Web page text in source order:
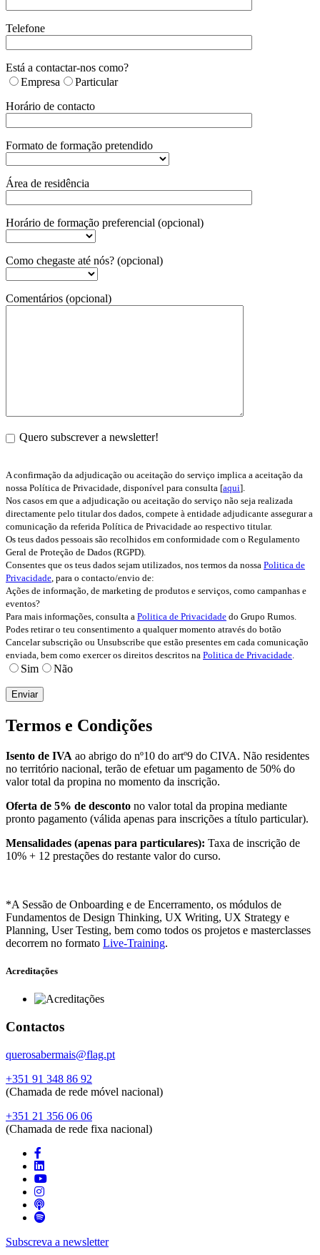
Telefone
Está a contactar-nos como?
Empresa
Particular
Horário de contacto
Formato de formação pretendido
Área de residência
Horário de formação preferencial (opcional)
Como chegaste até nós? (opcional)
Comentários (opcional)
Quero subscrever a newsletter!
A confirmação da adjudicação ou aceitação do serviço implica a aceitação da
nossa Política de Privacidade, disponível para consulta [aqui].
Nos casos em que a adjudicação ou aceitação do serviço não seja realizada
directamente pelo titular dos dados, compete à entidade adjudicante assegurar a
comunicação da referida Política de Privacidade ao respectivo titular.
Os teus dados pessoais são recolhidos em conformidade com o Regulamento
Geral de Proteção de Dados (RGPD).
Consentes que os teus dados sejam utilizados, nos termos da nossa Politica de
Privacidade, para o contacto/envio de:
Ações de informação, de marketing de produtos e serviços, como campanhas e
eventos?
Para mais informações, consulta a Politica de Privacidade do Grupo Rumos.
Podes retirar o teu consentimento a qualquer momento através do botão
Cancelar subscrição ou Unsubscribe que estão presentes em cada comunicação
enviada, bem como exercer os direitos descritos na Politica de Privacidade.
Sim Não
Termos e Condições
Isento de IVA ao abrigo do nº10 do artº9 do CIVA. Não residentes
no território nacional, terão de efetuar um pagamento de 50% do
valor total da propina no momento da inscrição.
Oferta de 5% de desconto no valor total da propina mediante
pronto pagamento (válida apenas para inscrições a título particular).
Mensalidades (apenas para particulares): Taxa de inscrição de
10% + 12 prestações do restante valor do curso.
*A Sessão de Onboarding e de Encerramento, os módulos de
Fundamentos de Design Thinking, UX Writing, UX Strategy e
Planning, User Testing, bem como todos os projetos e masterclasses
decorrem no formato Live-Training.
Acreditações
Contactos
querosabermais@flag.pt
+351 91 348 86 92
(Chamada de rede móvel nacional)
+351 21 356 06 06
(Chamada de rede fixa nacional)
Subscreva a newsletter